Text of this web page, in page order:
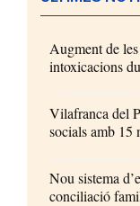
Augment de
intoxicacions
Vilafranca del
socials amb 15
Nou sistema
conciliació